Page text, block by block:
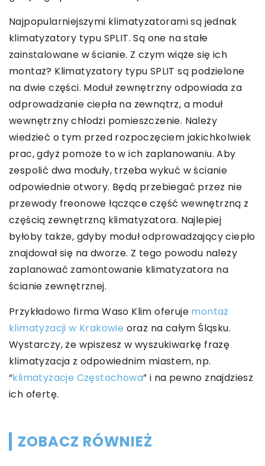
Najpopularniejszymi klimatyzatorami są jednak
klimatyzatory typu SPLIT. Są one na stałe
zainstalowane w ścianie. Z czym wiąże się ich
montaż? Klimatyzatory typu SPLIT są podzielone
na dwie części. Moduł zewnętrzny odpowiada za
odprowadzanie ciepła na zewnątrz, a moduł
wewnętrzny chłodzi pomieszczenie. Należy
wiedzieć o tym przed rozpoczęciem jakichkolwiek
prac, gdyż pomoże to w ich zaplanowaniu. Aby
zespolić dwa moduły, trzeba wykuć w ścianie
odpowiednie otwory. Będą przebiegać przez nie
przewody freonowe łączące część wewnętrzną z
częścią zewnętrzną klimatyzatora. Najlepiej
byłoby także, gdyby moduł odprowadzający ciepło
znajdował się na dworze. Z tego powodu należy
zaplanować zamontowanie klimatyzatora na
ścianie zewnętrznej.
Przykładowo firma Waso Klim oferuje montaż
klimatyzacji w Krakowie oraz na całym Śląsku.
Wystarczy, że wpiszesz w wyszukiwarkę frazę
klimatyzacja z odpowiednim miastem, np.
“klimatyzacje Częstochowa” i na pewno znajdziesz
ich ofertę.
ZOBACZ RÓWNIEŻ